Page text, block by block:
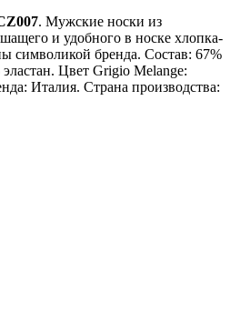
. Мужские носки из
и удобного в носке хлопка-
символикой бренда. Состав: 67%
Цвет Grigio Melange:
Италия. Страна производства: